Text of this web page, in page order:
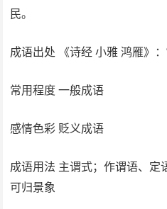
民。
成语出处 《诗经 小雅 鸿雁》
常用程度 一般成语
感情色彩 贬义成语
成语用法 主谓式；作谓语、定
可归景象